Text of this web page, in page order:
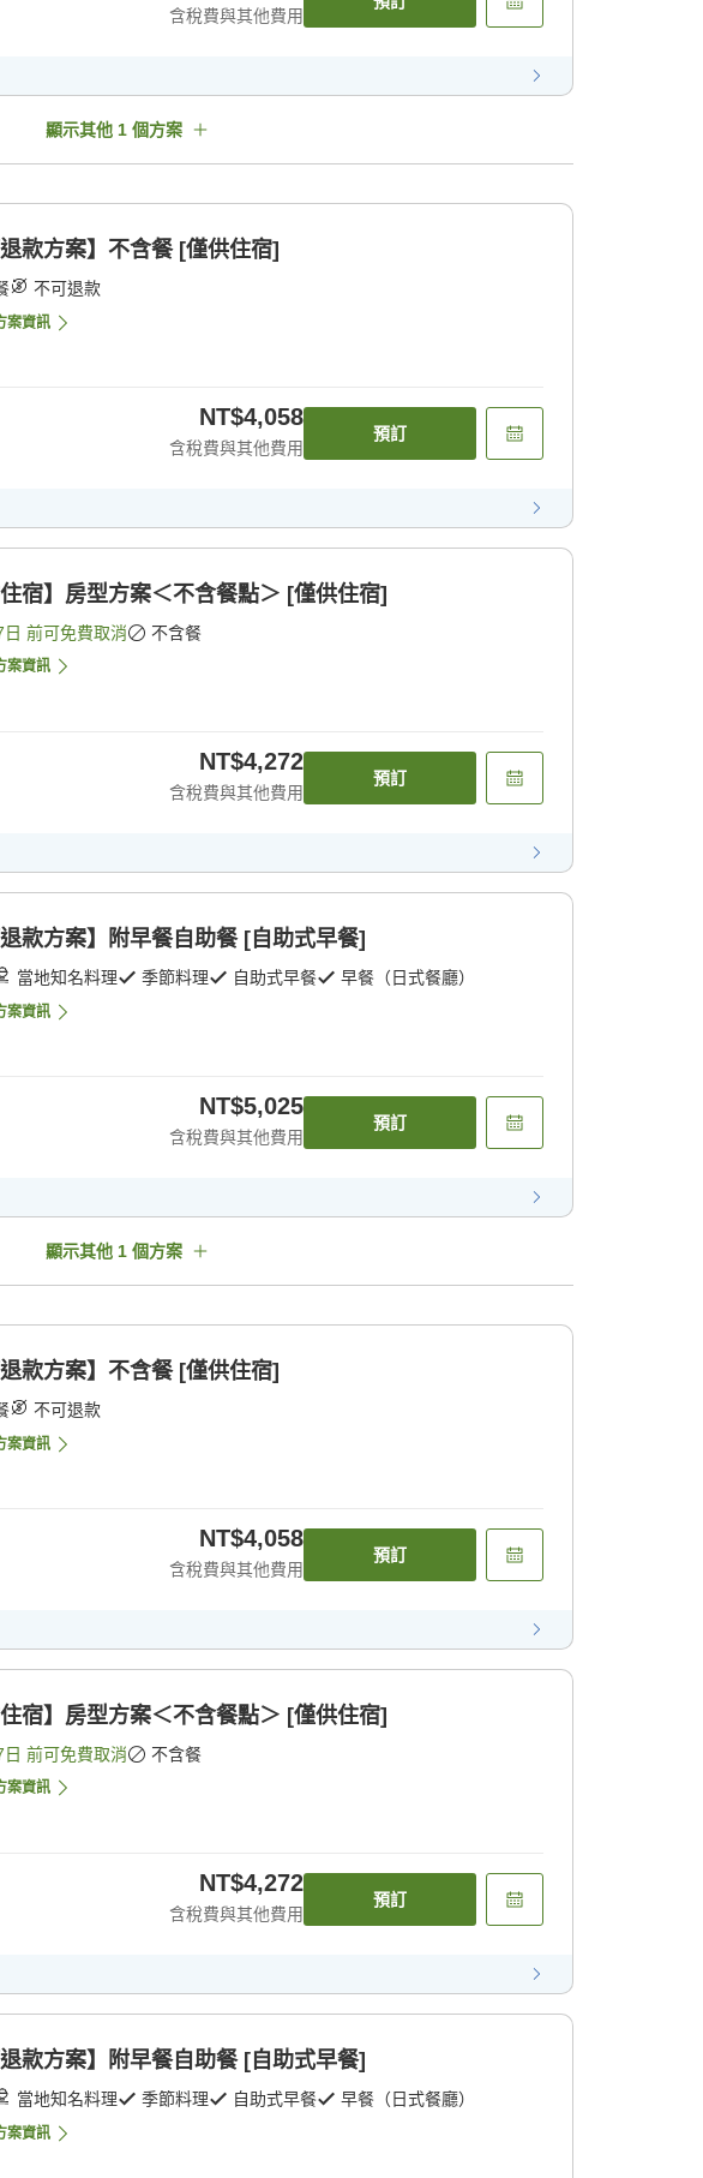
含稅費與其他費用
顯示其他 1 個方案
退款方案】不含餐 [僅供住宿]
不可退款
案資訊
NT$4,058
含稅費與其他費用
預訂
住宿】房型方案＜不含餐點＞ [僅供住宿]
前可免費取消 不含餐
案資訊
NT$4,272
含稅費與其他費用
預訂
退款方案】附早餐自助餐 [自助式早餐]
當地知名料理 季節料理 自助式早餐 早餐（日式餐廳）
案資訊
NT$5,025
含稅費與其他費用
預訂
顯示其他 1 個方案
退款方案】不含餐 [僅供住宿]
不可退款
案資訊
NT$4,058
含稅費與其他費用
預訂
住宿】房型方案＜不含餐點＞ [僅供住宿]
前可免費取消 不含餐
案資訊
NT$4,272
含稅費與其他費用
預訂
退款方案】附早餐自助餐 [自助式早餐]
當地知名料理 季節料理 自助式早餐 早餐（日式餐廳）
案資訊